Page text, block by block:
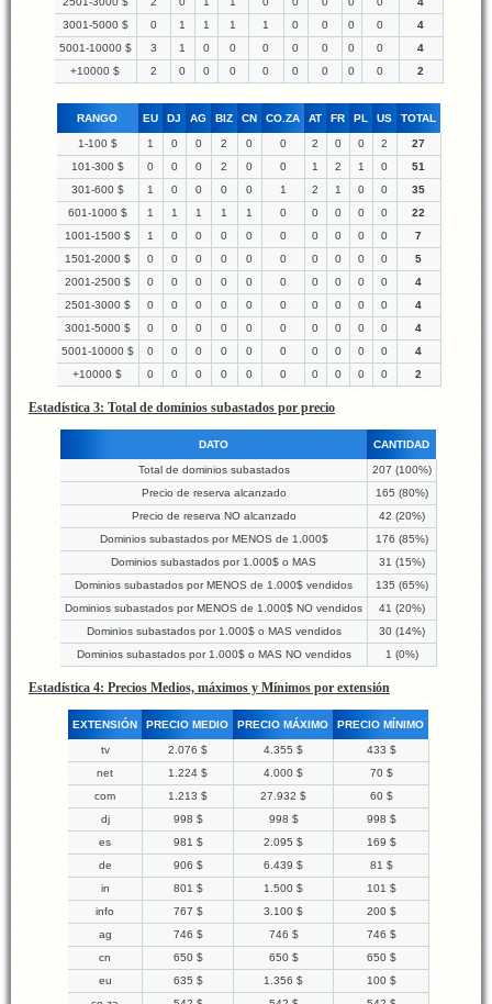
3001-5000 $
0 1 1 1 1 0 0 0 0
4
5001-10000 $
3 1 0 0 0 0 0 0 0
4
+10000 $
2 0 0 0 0 0 0 0 0 2
RANGO EU DJ AG BIZ CN CO.ZA AT FR PL US TOTAL
1-100 $ 1 0 0 2 0 0 2 0 0 2
27
101-300 $
0 0 0 2 0 0 1 2 1 0
51
301-600 $
1 0 0 0 0 1 2 1 0 0
35
601-1000 $
1 1 1 1 1 0 0 0 0 0
22
1001-1500 $
1 0 0 0 0 0 0 0 0 0
7
1501-2000 $
0 0 0 0 0 0 0 0 0 0
5
2001-2500 $
0 0 0 0 0 0 0 0 0 0
4
2501-3000 $
0 0 0 0 0 0 0 0 0 0
4
3001-5000 $
0 0 0 0 0 0 0 0 0 0
4
5001-10000 $
0 0 0 0 0 0 0 0 0 0
4
+10000 $
0 0 0 0 0 0 0 0 0 0 2
Estadística 3: Total de dominios subastados por precio
DATO CANTIDAD
Total de dominios subastados
207 (100%)
Precio de reserva alcanzado
165 (80%)
Precio de reserva NO alcanzado
42 (20%)
Dominios subastados por MENOS de 1.000$
176 (85%)
Dominios subastados por 1.000$ o MAS
31 (15%)
Dominios subastados por MENOS de 1.000$ vendidos
135 (65%)
Dominios subastados por MENOS de 1.000$ NO vendidos
41 (20%)
Dominios subastados por 1.000$ o MAS vendidos
30 (14%)
Dominios subastados por 1.000$ o MAS NO vendidos
1 (0%)
Estadística 4: Precios Medios, máximos y Mínimos por extensión
EXTENSIÓN PRECIO MEDIO PRECIO MÁXIMO PRECIO MÍNIMO
tv 2.076 $ 4.355 $
433 $
net
1.224 $ 4.000 $
70 $
com
1.213 $ 27.932 $
60 $
dj
998 $ 998 $
998 $
es
981 $ 2.095 $
169 $
de
906 $ 6.439 $
81 $
in
801 $ 1.500 $
101 $
info
767 $ 3.100 $
200 $
ag
746 $ 746 $
746 $
cn
650 $ 650 $
650 $
eu
635 $ 1.356 $
100 $